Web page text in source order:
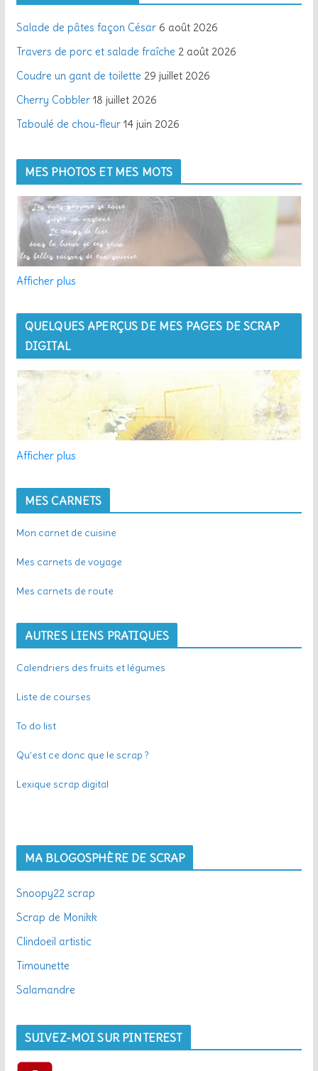
m
a
Salade de pâtes façon César 6 août 2026
Travers de porc et salade fraîche 2 août 2026
Coudre un gant de toilette 29 juillet 2026
Cherry Cobbler 18 juillet 2026
Taboulé de chou-fleur 14 juin 2026
MES PHOTOS ET MES MOTS
Afficher plus
QUELQUES APERÇUS DE MES PAGES DE SCRAP
DIGITAL
Afficher plus
MES CARNETS
Mon carnet de cuisine
Mes carnets de voyage
Mes carnets de route
AUTRES LIENS PRATIQUES
Calendriers des fruits et légumes
Liste de courses
To do list
Qu’est ce donc que le scrap ?
Lexique scrap digital
MA BLOGOSPHÈRE DE SCRAP
Snoopy22 scrap
Scrap de Monikk
Clindoeil artistic
Timounette
Salamandre
SUIVEZ-MOI SUR PINTEREST